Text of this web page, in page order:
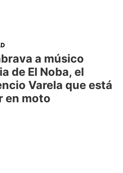
a músico
de El Noba, el
Varela que está
en moto